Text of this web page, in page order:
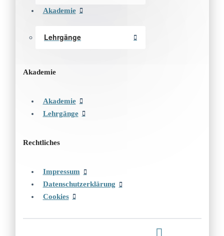
Akademie
Lehrgänge
Akademie
Akademie
Lehrgänge
Rechtliches
Impressum
Datenschutzerklärung
Cookies